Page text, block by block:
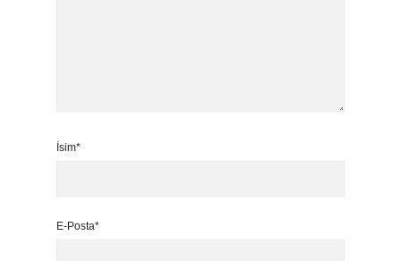
İsim*
E-Posta*